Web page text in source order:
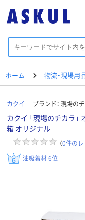
ホーム 物流・現場用
カクイ ブランド： 現場の
カクイ 「現場のチカラ
箱 オリジナル
（0件の
油吸着材 6位